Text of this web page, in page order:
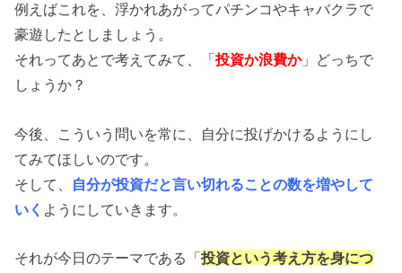
例えばこれを、浮かれあがってパチンコやキャバクラで
豪遊したとしましょう。
それってあとで考えてみて、「投資か浪費か」どっちで
しょうか？
今後、こういう問いを常に、自分に投げかけるようにし
てみてほしいのです。
そして、 自分が投資だと言い切れることの数を増やして
いく ようにしていきます。
それが今日のテーマである「投資という考え方を身につ